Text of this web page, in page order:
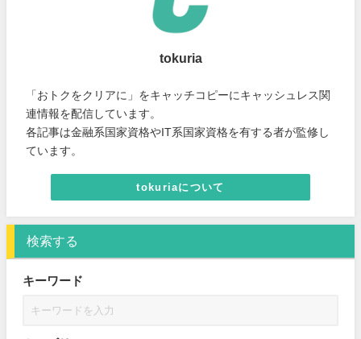
tokuria
「おトクをクリアに」をキャッチコピーにキャッシュレス関
連情報を配信しています。
各記事は金融系国家資格やIT系国家資格を有する者が監修し
ています。
tokuriaについて
検索する
キーワード